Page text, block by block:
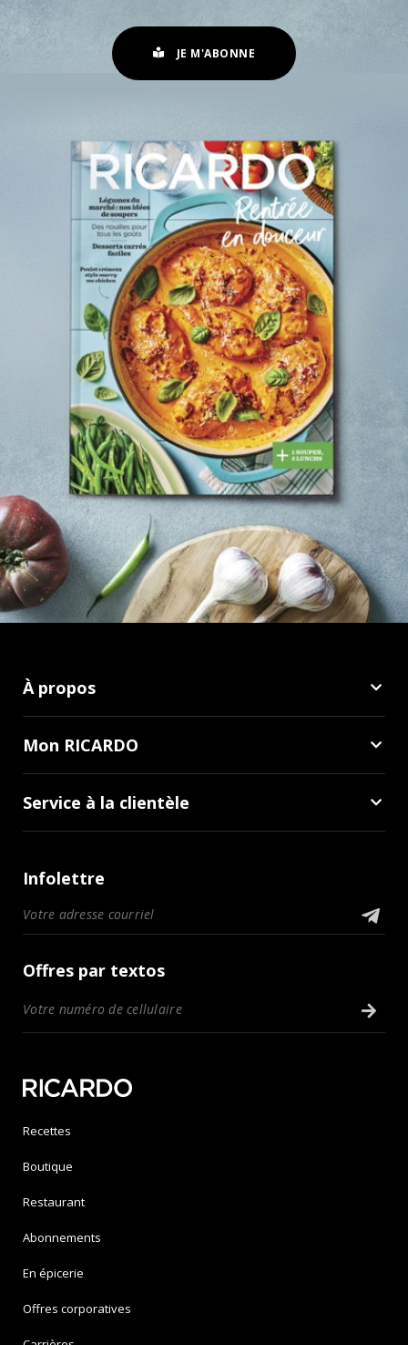
JE M'ABONNE
À propos
Mon RICARDO
Service à la clientèle
Infolettre
Offres par textos
Recettes
Boutique
Restaurant
Abonnements
En épicerie
Offres corporatives